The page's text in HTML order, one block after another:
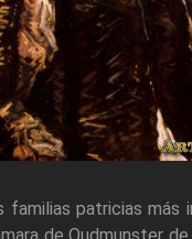
familias patricias